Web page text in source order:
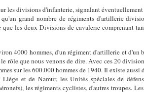
les divisions d'infanterie, signalant
grand nombre de régiments d'artillerie
les deux Divisions de cavalerie comprenant
4000 hommes, d'un régiment d'artillerie et
rôle que nous venons de dire. Avec ces 20
sur les 600.000 hommes de 1940. Il existe
et de Namur, les Unités spéciales de
les régiments cyclistes, d'autres troupes.